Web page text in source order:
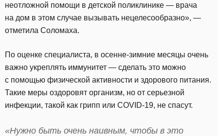
неотложной помощи в детской поликлинике — врача
на дом в этом случае вызывать нецелесообразно», —
отметила Соломаха.
По оценке специалиста, в осенне-зимние месяцы очень
важно укреплять иммунитет — сделать это можно
с помощью физической активности и здорового питания.
Такие меры оздоровят организм, но от серьезной
инфекции, такой как грипп или COVID-19, не спасут.
«Нужно быть очень наивным, чтобы в это